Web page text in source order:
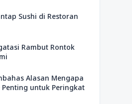
Sushi di Restoran
Rambut Rontok
Alasan Mengapa
Penting untuk Peringkat